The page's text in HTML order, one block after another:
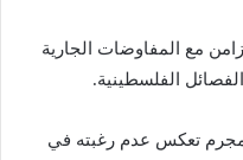
مع المفاوضات الجارية
الفصائل الفلسطينية.
تعكس عدم رغبته في